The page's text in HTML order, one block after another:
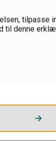
Ja
til denne